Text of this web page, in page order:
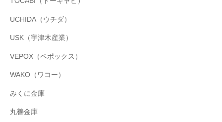
UCHIDA（ウチダ）
USK（宇津木産業）
VEPOX（ベポックス）
WAKO（ワコー）
みくに金庫
丸善金庫